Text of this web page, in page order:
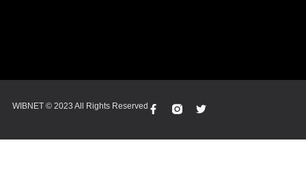
WIBNET © 2023 All Rights Reserved